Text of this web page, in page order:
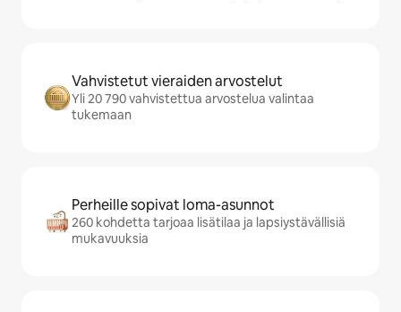
Vahvistetut vieraiden arvostelut
Yli 20 790 vahvistettua arvostelua valintaa
tukemaan
Perheille sopivat loma-asunnot
260 kohdetta tarjoaa lisätilaa ja lapsiystävällisiä
mukavuuksia